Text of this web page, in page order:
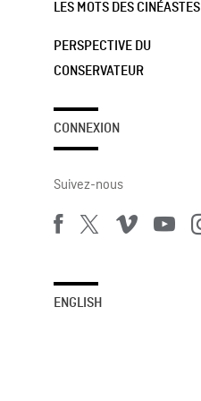
LES MOTS DES CINÉASTES
PERSPECTIVE DU
CONSERVATEUR
CONNEXION
Suivez-nous
ENGLISH